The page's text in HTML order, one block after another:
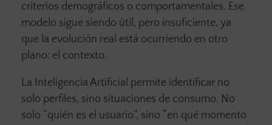
criterios demográficos o comportamentales. Ese
modelo sigue siendo útil, pero insuficiente, ya
que la evolución real está ocurriendo en otro
plano: el contexto.
La Inteligencia Artificial permite identificar no
solo perfiles, sino situaciones de consumo. No
solo “quién es el usuario”, sino “en qué momento